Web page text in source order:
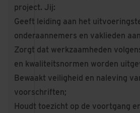
project. Jij:
Geeft leiding aan het
onderaannemers en vaklieden
Zorgt dat werkzaamheden
en kwaliteitsnormen worden
Bewaakt veiligheid en naleving
voorschriften;
Houdt toezicht op de voortgang